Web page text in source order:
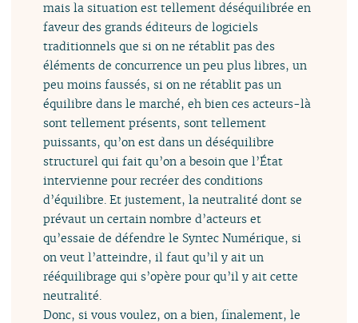
mais la situation est tellement déséquilibrée en
faveur des grands éditeurs de logiciels
traditionnels que si on ne rétablit pas des
éléments de concurrence un peu plus libres, un
peu moins faussés, si on ne rétablit pas un
équilibre dans le marché, eh bien ces acteurs-là
sont tellement présents, sont tellement
puissants, qu’on est dans un déséquilibre
structurel qui fait qu’on a besoin que l’État
intervienne pour recréer des conditions
d’équilibre. Et justement, la neutralité dont se
prévaut un certain nombre d’acteurs et
qu’essaie de défendre le Syntec Numérique, si
on veut l’atteindre, il faut qu’il y ait un
rééquilibrage qui s’opère pour qu’il y ait cette
neutralité.
Donc, si vous voulez, on a bien, finalement, le